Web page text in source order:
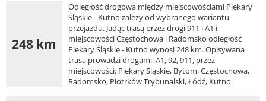
248 km
Odległość drogowa między miejscowościami Piekary
Śląskie - Kutno zależy od wybranego wariantu
przejazdu. Jadąc trasą przez drogi 911 i A1 i
miejscowości Częstochowa i Radomsko odległość
Piekary Śląskie - Kutno wynosi 248 km. Opisywana
trasa prowadzi drogami: A1, 92, 911, przez
miejscowości: Piekary Śląskie, Bytom, Częstochowa,
Radomsko, Piotrków Trybunalski, Łódź, Kutno.